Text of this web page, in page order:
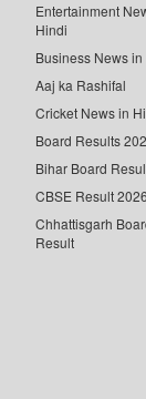
Entertainment
Hindi
Business News
Aaj ka Rashifal
Cricket News in
Board Results
Bihar Board
CBSE Result 2026
Chhattisgarh
Result